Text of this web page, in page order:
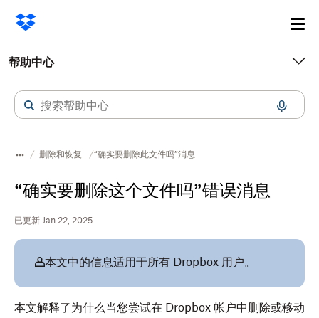
帮助中心
删除和恢复 “确实要删除此文件吗”消息
“确实要删除这个文件吗”错误消息
已更新 Jan 22, 2025
本文中的信息适用于所有 Dropbox 用户。
本文解释了为什么当您尝试在 Dropbox 帐户中删除或移动